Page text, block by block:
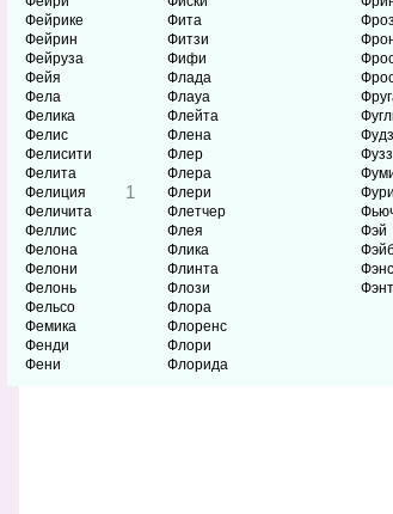
Фейрике
Фейрин
Фейруза
Фейя
Фела
Фелика
Фелис
Фелисити
Фелита
1
Фелиция
Феличита
Феллис
Фелона
Фелони
Фелонь
Фельсо
Фемика
Фенди
Фени
Фита
Фитзи
Фифи
Флада
Флауа
Флейта
Флена
Флер
Флера
Флери
Флетчер
Флея
Флика
Флинта
Флози
Флора
Флоренс
Флори
Флорида
Фэй